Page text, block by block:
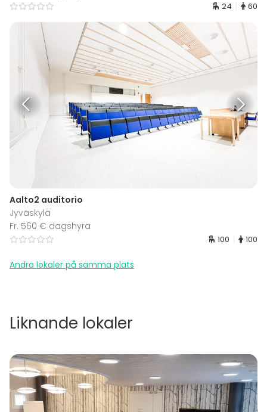
24 60
Aalto2 auditorio
Jyväskylä
Fr. 560 € dagshyra
100 100
Andra lokaler på samma plats
Liknande lokaler